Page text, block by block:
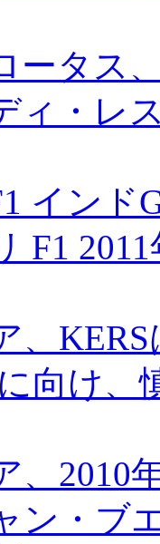
ータス
ィ・レ
イン
F1
、
に向け
、2010
ン・ブ